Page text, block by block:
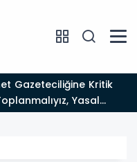
Yasal